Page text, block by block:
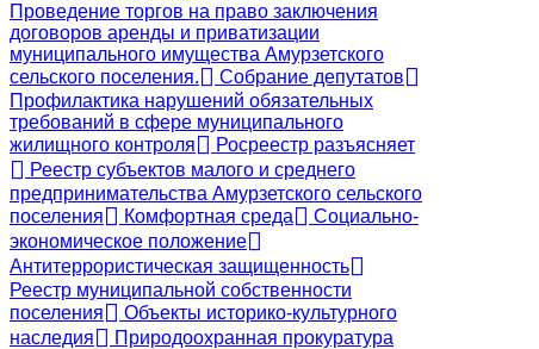
Проведение торгов на право заключения
договоров аренды и приватизации
муниципального имущества Амурзетского
сельского поселения.
Собрание депутатов
Профилактика нарушений обязательных
требований в сфере муниципального
жилищного контроля
Росреестр разъясняет
Реестр субъектов малого и среднего
предпринимательства Амурзетского сельского
поселения
Комфортная среда
Социально-
экономическое положение
Антитеррористическая защищенность
Реестр муниципальной собственности
поселения
Объекты историко-культурного
наследия
Природоохранная прокуратура